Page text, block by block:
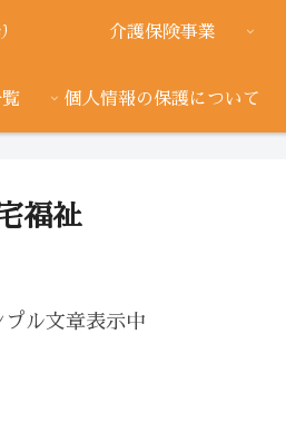
介護保険事業
個人情報の保護について
福祉
プル文章表示中